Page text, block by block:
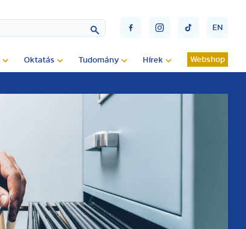
EN
Oktatás Tudomány Hírek Webshop